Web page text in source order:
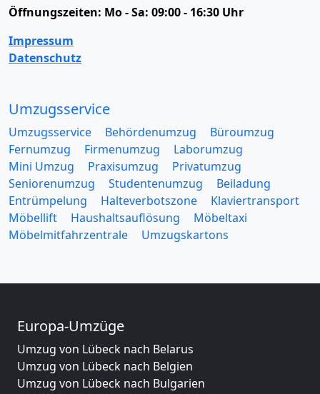
Öffnungszeiten: Mo - Sa: 09:00 - 16:30 Uhr
Impressum
Datenschutz
Umzugsservice
Umzugsservice Behördenumzug
Büroumzug
Fernumzug
Firmenumzug
Laborumzug
Mini Umzug
Praxisumzug
Privatumzug
Seniorenumzug
Studentenumzug
Beiladung
Entrümpelung
Halteverbotszone
Klaviertransport
Möbellift
Haushaltsauflösung
Möbeltaxi
Möbelmitfahrzentrale
Umzugskartons
Europa-Umzüge
Umzug von Lübeck nach Belarus
Umzug von Lübeck nach Belgien
Umzug von Lübeck nach Bulgarien